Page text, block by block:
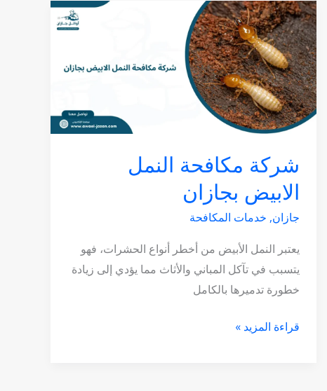
شركة مكافحة النمل
الابيض بجازان
جازان, خدمات المكافحة
يعتبر النمل الأبيض من أخطر أنواع الحشرات، فهو
يتسبب في تآكل المباني والأثاث مما يؤدي إلى زيادة
خطورة تدميرها بالكامل
شركة
مكافحة
النمل
الابيض
بجازان
قراءة المزيد »